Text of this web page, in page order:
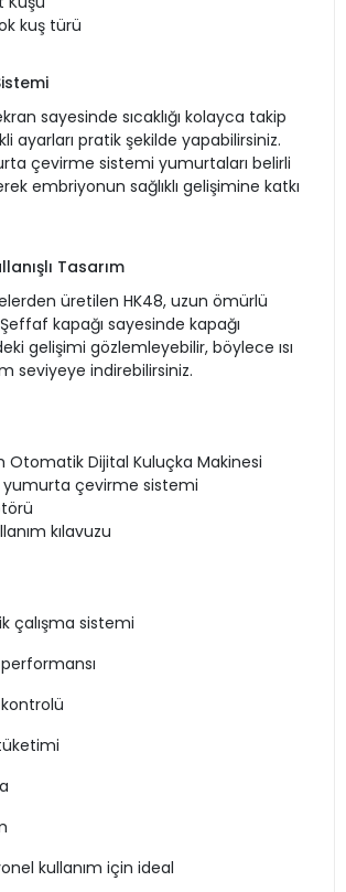
kuş türü
sayesinde sıcaklığı kolayca takip
ayarları pratik şekilde yapabilirsiniz.
çevirme sistemi yumurtaları belirli
embriyonun sağlıklı gelişimine katkı
Tasarım
üretilen HK48, uzun ömürlü
kapağı sayesinde kapağı
gelişimi gözlemleyebilir, böylece ısı
seviyeye indirebilirsiniz.
Otomatik Dijital Kuluçka Makinesi
çevirme sistemi
kılavuzu
çalışma sistemi
kontrolü
kullanım için ideal